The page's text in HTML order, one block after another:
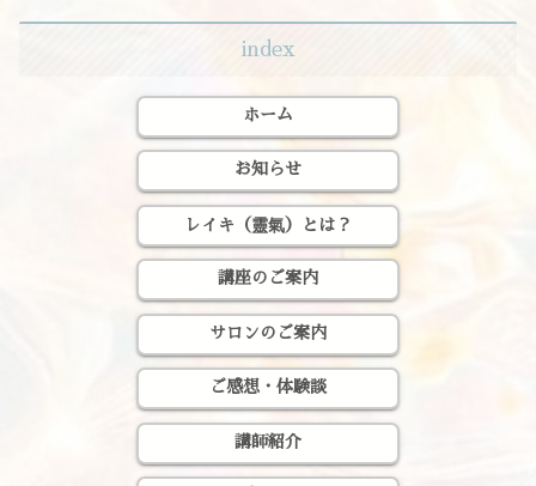
index
ホーム
お知らせ
レイキ（靈氣）とは？
講座のご案内
サロンのご案内
ご感想・体験談
講師紹介